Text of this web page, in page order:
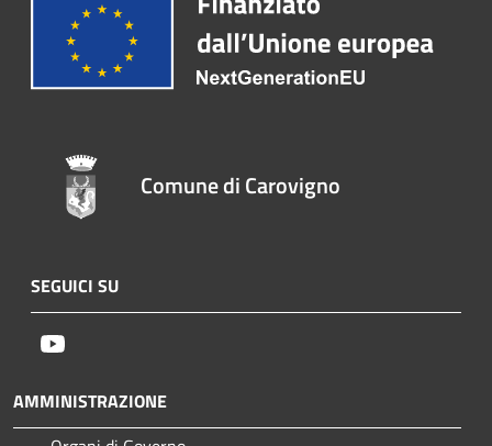
Comune di Carovigno
SEGUICI SU
AMMINISTRAZIONE